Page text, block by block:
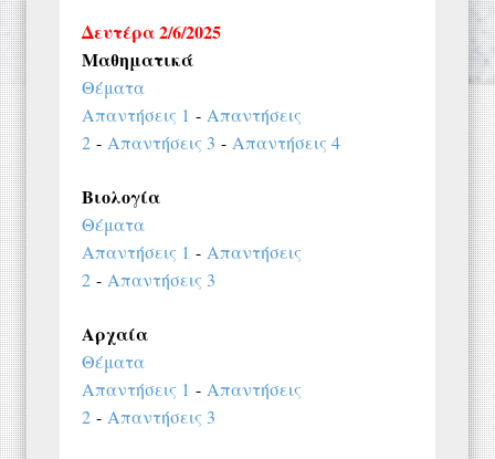
Δευτέρα 2/6/2025
Μαθηματικά
Θέματα
Απαντήσεις 1 - Απαντήσεις
2 - Απαντήσεις 3 - Απαντήσεις 4
Βιολογία
Θέματα
Απαντήσεις 1 - Απαντήσεις
2 - Απαντήσεις 3
Αρχαία
Θέματα
Απαντήσεις 1 - Απαντήσεις
2 - Απαντήσεις 3